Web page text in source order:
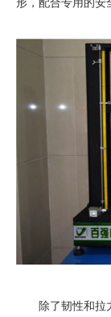
形，配合专用的安
除了韧性和拉力